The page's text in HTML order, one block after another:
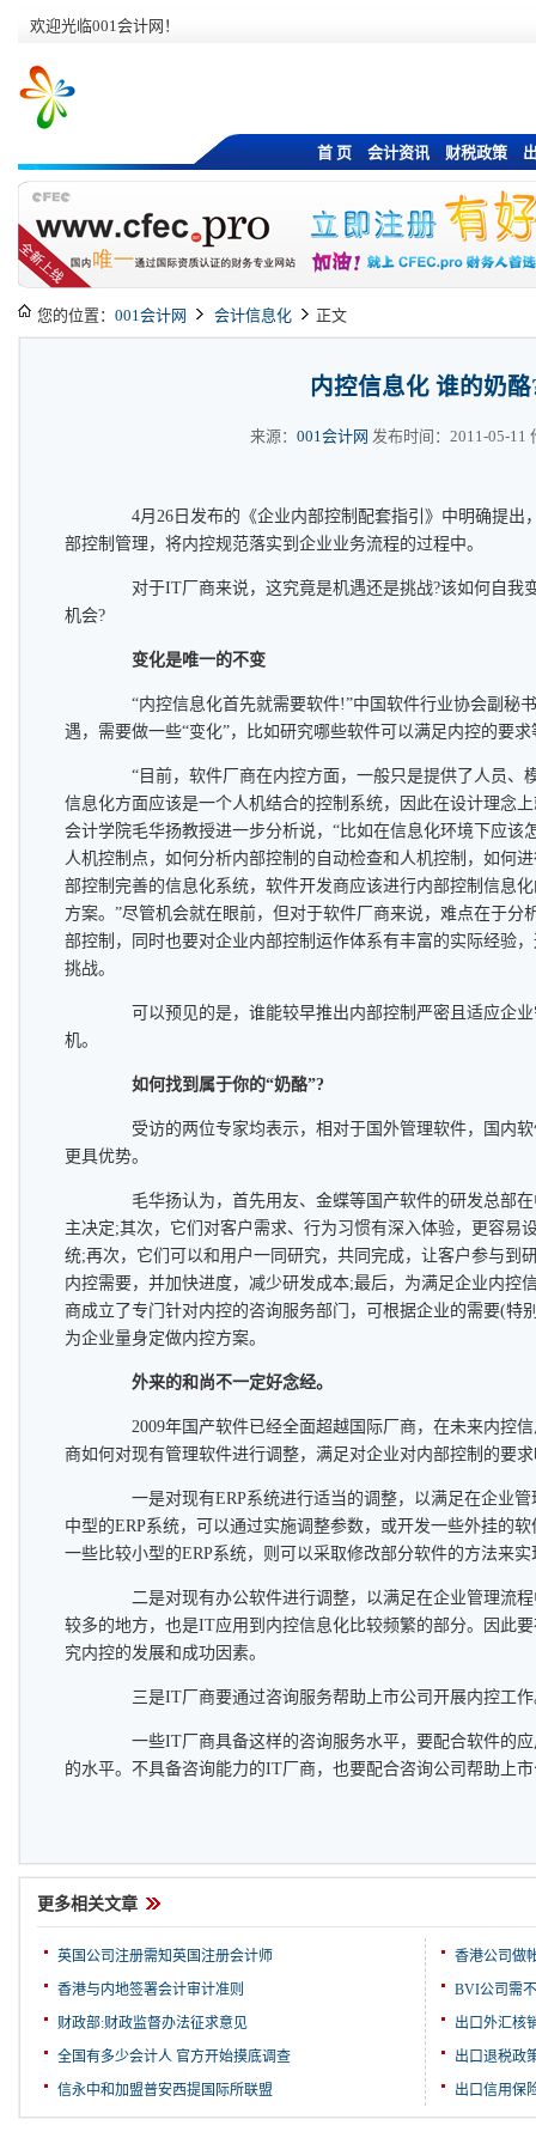
欢迎光临001会计网！
首 页 会计资讯 财税政策
您的位置： 001会计网 会计信息化 正文
内控信息化 谁的奶酪
来源： 001会计网 发布时间：2011-05-11
4月26日发布的《企业内部控制配套指引》中明确提出
部控制管理，将内控规范落实到企业业务流程的过程中。
对于IT厂商来说，这究竟是机遇还是挑战?该如何自我
机会?
变化是唯一的不变
“内控信息化首先就需要软件!”中国软件行业协会副秘
遇，需要做一些“变化”，比如研究哪些软件可以满足内控的要求
“目前，软件厂商在内控方面，一般只是提供了人员、
信息化方面应该是一个人机结合的控制系统，因此在设计理念
会计学院毛华扬教授进一步分析说，“比如在信息化环境下应该
人机控制点，如何分析内部控制的自动检查和人机控制，如何
部控制完善的信息化系统，软件开发商应该进行内部控制信息
方案。”尽管机会就在眼前，但对于软件厂商来说，难点在于分
部控制，同时也要对企业内部控制运作体系有丰富的实际经验
挑战。
可以预见的是，谁能较早推出内部控制严密且适应企业
机。
如何找到属于你的“奶酪”?
受访的两位专家均表示，相对于国外管理软件，国内软
更具优势。
毛华扬认为，首先用友、金蝶等国产软件的研发总部在
主决定;其次，它们对客户需求、行为习惯有深入体验，更容易
统;再次，它们可以和用户一同研究，共同完成，让客户参与到
内控需要，并加快进度，减少研发成本;最后，为满足企业内控
商成立了专门针对内控的咨询服务部门，可根据企业的需要(特
为企业量身定做内控方案。
外来的和尚不一定好念经。
2009年国产软件已经全面超越国际厂商，在未来内控信
商如何对现有管理软件进行调整，满足对企业对内部控制的要
一是对现有ERP系统进行适当的调整，以满足在企业管
中型的ERP系统，可以通过实施调整参数，或开发一些外挂的
一些比较小型的ERP系统，则可以采取修改部分软件的方法来实
二是对现有办公软件进行调整，以满足在企业管理流程
较多的地方，也是IT应用到内控信息化比较频繁的部分。因此
究内控的发展和成功因素。
三是IT厂商要通过咨询服务帮助上市公司开展内控工作
一些IT厂商具备这样的咨询服务水平，要配合软件的应
的水平。不具备咨询能力的IT厂商，也要配合咨询公司帮助上
更多相关文章
英国公司注册需知英国注册会计师
香港与内地签署会计审计准则
财政部:财政监督办法征求意见
全国有多少会计人 官方开始摸底调查
信永中和加盟普安西提国际所联盟
香港公司做
BVI公司需
出口外汇核
出口退税政
出口信用保